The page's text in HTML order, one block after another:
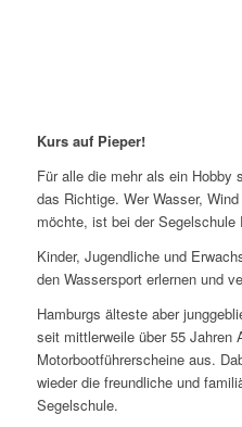
Kurs auf Pieper!
Für alle die mehr als ein Hobby
das Richtige. Wer Wasser,
möchte, ist bei der
Kinder, Jugendliche und
den Wassersport erlernen und
Hamburgs älteste aber
seit mittlerweile über 55 Jahren
Motorbootführerscheine aus.
wieder die freundliche und
Segelschule.